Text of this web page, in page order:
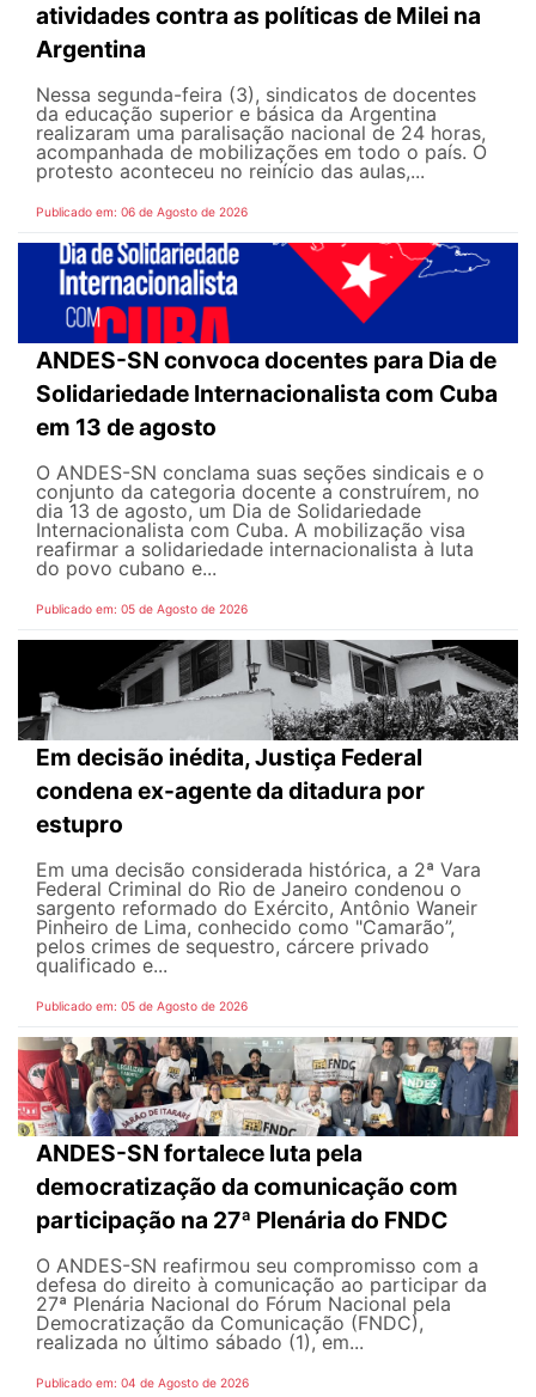
atividades contra as políticas de Milei na
Argentina
Nessa segunda-feira (3), sindicatos de docentes
da educação superior e básica da Argentina
realizaram uma paralisação nacional de 24 horas,
acompanhada de mobilizações em todo o país. O
protesto aconteceu no reinício das aulas,...
Publicado em: 06 de Agosto de 2026
ANDES-SN convoca docentes para Dia de
Solidariedade Internacionalista com Cuba
em 13 de agosto
O ANDES-SN conclama suas seções sindicais e o
conjunto da categoria docente a construírem, no
dia 13 de agosto, um Dia de Solidariedade
Internacionalista com Cuba. A mobilização visa
reafirmar a solidariedade internacionalista à luta
do povo cubano e...
Publicado em: 05 de Agosto de 2026
Em decisão inédita, Justiça Federal
condena ex-agente da ditadura por
estupro
Em uma decisão considerada histórica, a 2ª Vara
Federal Criminal do Rio de Janeiro condenou o
sargento reformado do Exército, Antônio Waneir
Pinheiro de Lima, conhecido como "Camarão”,
pelos crimes de sequestro, cárcere privado
qualificado e...
Publicado em: 05 de Agosto de 2026
ANDES-SN fortalece luta pela
democratização da comunicação com
participação na 27ª Plenária do FNDC
O ANDES-SN reafirmou seu compromisso com a
defesa do direito à comunicação ao participar da
27ª Plenária Nacional do Fórum Nacional pela
Democratização da Comunicação (FNDC),
realizada no último sábado (1), em...
Publicado em: 04 de Agosto de 2026